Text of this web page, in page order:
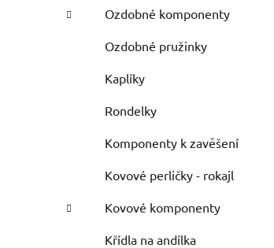
Ozdobné komponenty
Ozdobné pružinky
Kaplíky
Rondelky
Komponenty k zavěšení
Kovové perličky - rokajl
Kovové komponenty
Křídla na andílka